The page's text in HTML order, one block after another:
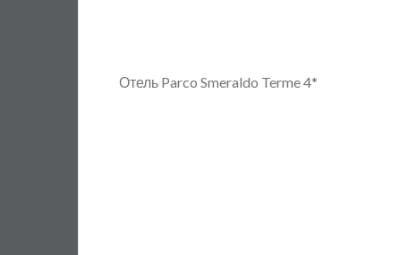
Отель Parco Smeraldo Terme 4*